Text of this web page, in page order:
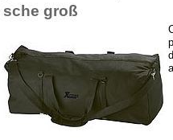
sche groß